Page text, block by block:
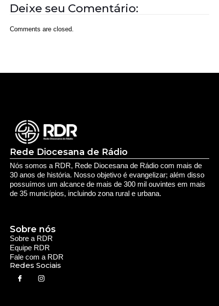
Deixe seu Comentário:
Comments are closed.
Rede Diocesana de Rádio
Nós somos a RDR, Rede Diocesana de Rádio com mais de
30 anos de história. Nosso objetivo é evangelizar; além disso
possuímos um alcance de mais de 300 mil ouvintes em mais
de 35 municípios, incluindo zona rural e urbana.
Sobre a RDR
Equipe RDR
Fale com a RDR
Redes Sociais
Sobre nós